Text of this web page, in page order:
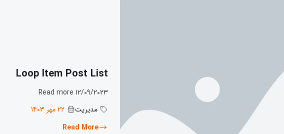
Loop Item Post List
12/09/2023 Read more
مدیریت
22 مهر 1403
Read More